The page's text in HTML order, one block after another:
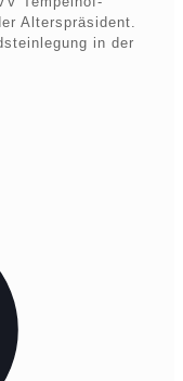
Alterspräsident.
in der